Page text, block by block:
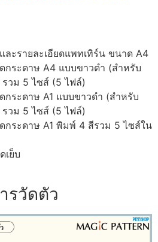
ละรายละเอียดแพทเทิร์น ขนาด A4
กระดาษ A4 แบบขาวดำ (สำหรับ
วม 5 ไซส์ (5 ไฟล์)
ระดาษ A1 แบบขาวดำ (สำหรับ
วม 5 ไซส์ (5 ไฟล์)
กระดาษ A1 พิมพ์ 4 สีรวม 5 ไซส์ใน
เย็บ
รวัดตัว